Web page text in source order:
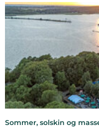
Sommer, solskin og